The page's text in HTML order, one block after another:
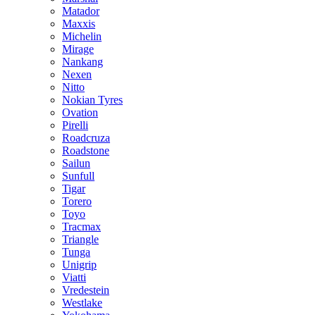
Matador
Maxxis
Michelin
Mirage
Nankang
Nexen
Nitto
Nokian Tyres
Ovation
Pirelli
Roadcruza
Roadstone
Sailun
Sunfull
Tigar
Torero
Toyo
Tracmax
Triangle
Tunga
Unigrip
Viatti
Vredestein
Westlake